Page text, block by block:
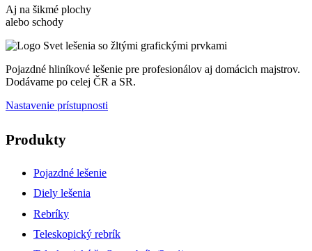
Aj na šikmé plochy
alebo schody
Pojazdné hliníkové lešenie pre profesionálov aj domácich majstrov.
Dodávame po celej ČR a SR.
Nastavenie prístupnosti
Produkty
Pojazdné lešenie
Diely lešenia
Rebríky
Teleskopický rebrík